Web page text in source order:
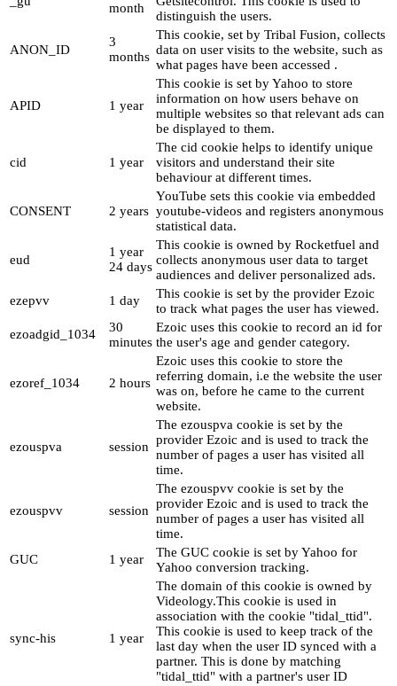
month
distinguish the users.
ANON_ID
3
months
This cookie, set by Tribal Fusion, collects
data on user visits to the website, such as
what pages have been accessed .
APID 1 year
This cookie is set by Yahoo to store
information on how users behave on
multiple websites so that relevant ads can
be displayed to them.
cid 1 year
The cid cookie helps to identify unique
visitors and understand their site
behaviour at different times.
CONSENT 2 years
YouTube sets this cookie via embedded
youtube-videos and registers anonymous
statistical data.
eud
1 year
24 days
This cookie is owned by Rocketfuel and
collects anonymous user data to target
audiences and deliver personalized ads.
ezepvv
1 day
This cookie is set by the provider Ezoic
to track what pages the user has viewed.
ezoadgid_1034
30
minutes
Ezoic uses this cookie to record an id for
the user's age and gender category.
ezoref_1034 2 hours
Ezoic uses this cookie to store the
referring domain, i.e the website the user
was on, before he came to the current
website.
ezouspva session
The ezouspva cookie is set by the
provider Ezoic and is used to track the
number of pages a user has visited all
time.
ezouspvv session
The ezouspvv cookie is set by the
provider Ezoic and is used to track the
number of pages a user has visited all
time.
GUC
1 year
The GUC cookie is set by Yahoo for
Yahoo conversion tracking.
sync-his 1 year
The domain of this cookie is owned by
Videology.This cookie is used in
association with the cookie "tidal_ttid".
This cookie is used to keep track of the
last day when the user ID synced with a
partner. This is done by matching
"tidal_ttid" with a partner's user ID